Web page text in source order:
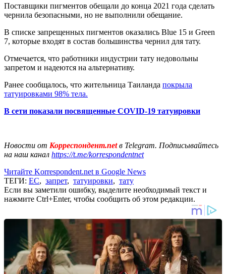
Поставщики пигментов обещали до конца 2021 года сделать
чернила безопасными, но не выполнили обещание.
В списке запрещенных пигментов оказались Blue 15 и Green
7, которые входят в состав большинства чернил для тату.
Отмечается, что работники индустрии тату недовольны
запретом и надеются на альтернативу.
Ранее сообщалось, что жительница Таиланда покрыла
татуировками 98% тела.
В сети показали посвященные COVID-19 татуировки
Новости от Корреспондент.netв Telegram. Подписывайтесь
на наш канал https://t.me/korrespondentnet
Читайте Korrespondent.net в Google News
ТЕГИ: ЕС, запрет, татуировки, тату
Если вы заметили ошибку, выделите необходимый текст и
нажмите Ctrl+Enter, чтобы сообщить об этом редакции.